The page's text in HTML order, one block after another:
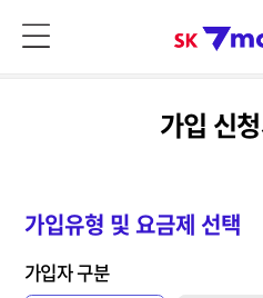
가입 신
가입유형 및 요금제 선택
가입자 구분